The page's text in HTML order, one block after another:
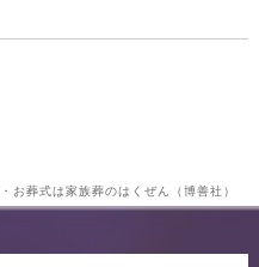
葬式は家族葬のはくぜん（博善社）